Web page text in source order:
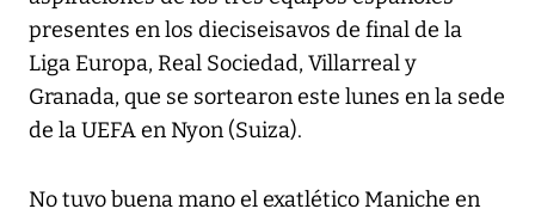
presentes en los dieciseisavos de final de la
Liga Europa, Real Sociedad, Villarreal y
Granada, que se sortearon este lunes en la sede
de la UEFA en Nyon (Suiza).
No tuvo buena mano el exatlético Maniche en